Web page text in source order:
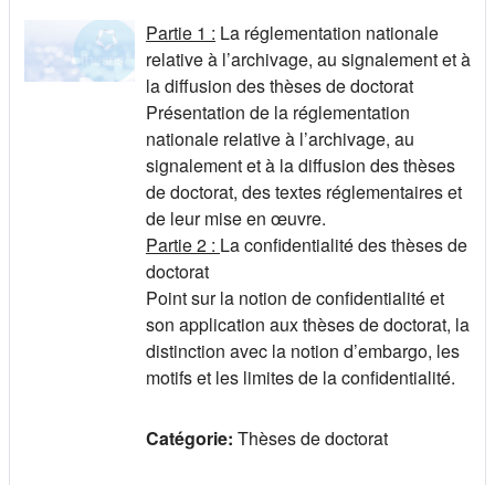
Partie 1 : La réglementation nationale
relative à l’archivage, au signalement et à
la diffusion des thèses de doctorat
Présentation de la réglementation
nationale relative à l’archivage, au
signalement et à la diffusion des thèses
de doctorat, des textes réglementaires et
de leur mise en œuvre.
Partie 2 : La confidentialité des thèses de
doctorat
Point sur la notion de confidentialité et
son application aux thèses de doctorat, la
distinction avec la notion d’embargo, les
motifs et les limites de la confidentialité.
Catégorie: Thèses de doctorat